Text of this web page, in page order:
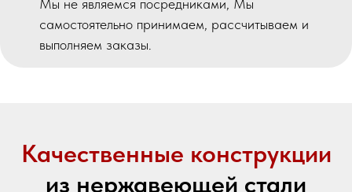
Мы не являемся посредниками, Мы
самостоятельно принимаем, рассчитываем и
выполняем заказы.
Качественные конструкции
из нержавеющей стали